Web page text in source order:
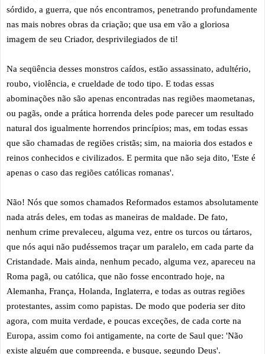
sórdido, a guerra, que nós encontramos, penetrando profundamente
nas mais nobres obras da criação; que usa em vão a gloriosa
imagem de seu Criador, desprivilegiados de ti!
Na seqüência desses monstros caídos, estão assassinato, adultério,
roubo, violência, e crueldade de todo tipo. E todas essas
abominações não são apenas encontradas nas regiões maometanas,
ou pagãs, onde a prática horrenda deles pode parecer um resultado
natural dos igualmente horrendos princípios; mas, em todas essas
que são chamadas de regiões cristãs; sim, na maioria dos estados e
reinos conhecidos e civilizados. E permita que não seja dito, 'Este é
apenas o caso das regiões católicas romanas'.
Não! Nós que somos chamados Reformados estamos absolutamente
nada atrás deles, em todas as maneiras de maldade. De fato,
nenhum crime prevaleceu, alguma vez, entre os turcos ou tártaros,
que nós aqui não pudéssemos traçar um paralelo, em cada parte da
Cristandade. Mais ainda, nenhum pecado, alguma vez, apareceu na
Roma pagã, ou católica, que não fosse encontrado hoje, na
Alemanha, França, Holanda, Inglaterra, e todas as outras regiões
protestantes, assim como papistas. De modo que poderia ser dito
agora, com muita verdade, e poucas exceções, de cada corte na
Europa, assim como foi antigamente, na corte de Saul que: 'Não
existe alguém que compreenda, e busque, segundo Deus'.